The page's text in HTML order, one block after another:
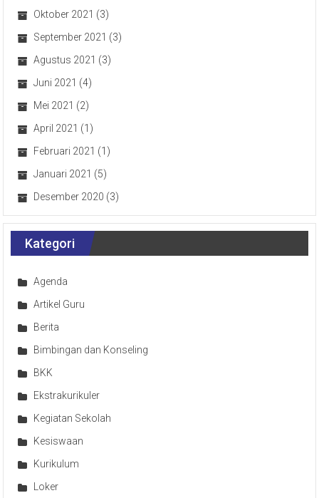
Oktober 2021 (3)
September 2021 (3)
Agustus 2021 (3)
Juni 2021 (4)
Mei 2021 (2)
April 2021 (1)
Februari 2021 (1)
Januari 2021 (5)
Desember 2020 (3)
Kategori
Agenda
Artikel Guru
Berita
Bimbingan dan Konseling
BKK
Ekstrakurikuler
Kegiatan Sekolah
Kesiswaan
Kurikulum
Loker